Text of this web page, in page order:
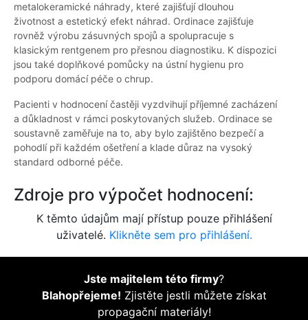
metalokeramické náhrady, které zajišťují dlouhou
životnost a estetický efekt náhrad. Ordinace zajišťuje
rovněž výrobu zásuvných spojů a spolupracuje s
klasickým rentgenem pro přesnou diagnostiku. K dispozici
jsou také doplňkové pomůcky na ústní hygienu pro
podporu domácí péče o chrup.
Pacienti v hodnocení častěji vyzdvihují příjemné zacházení
a důkladnost v rámci poskytovaných služeb. Ordinace se
soustavně zaměřuje na to, aby bylo zajištěno bezpečí a
pohodlí při každém ošetření a klade důraz na vysoký
standard odborné péče.
Zdroje pro výpočet hodnocení:
K těmto údajům mají přístup pouze přihlášení
uživatelé. Klikněte sem pro přihlášení.
Jste majitelem této firmy?
Blahopřejeme! Zjistěte jestli můžete získat
propagační materiály!